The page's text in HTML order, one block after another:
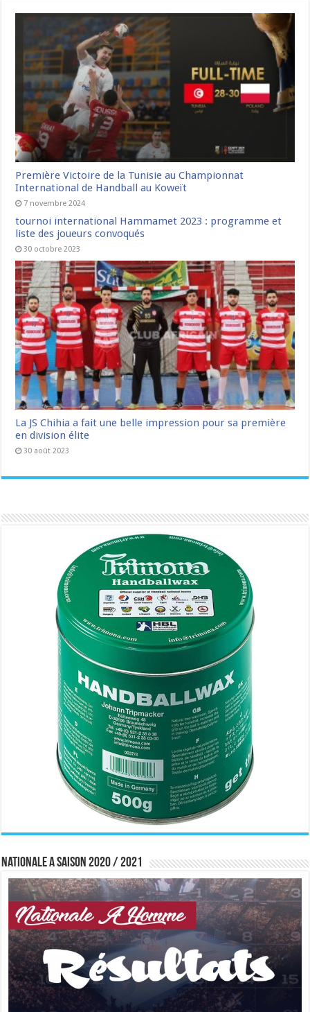
Première Victoire de la Tunisie au Championnat
International de Handball au Koweït
7 novembre 2024
tournoi international Hammamet 2023 : programme et
liste des joueurs convoqués
30 octobre 2023
La JS Chihia a fait une belle impression pour sa première
en division élite
30 août 2023
Nationale A saison 2020 / 2021